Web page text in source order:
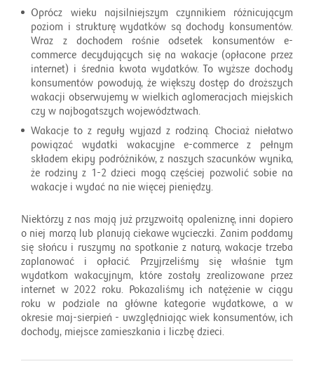
Oprócz wieku najsilniejszym czynnikiem różnicującym
poziom i strukturę wydatków są dochody konsumentów.
Wraz z dochodem rośnie odsetek konsumentów e-
commerce decydujących się na wakacje (opłacone przez
internet) i średnia kwota wydatków. To wyższe dochody
konsumentów powodują, że większy dostęp do droższych
wakacji obserwujemy w wielkich aglomeracjach miejskich
czy w najbogatszych województwach.
Wakacje to z reguły wyjazd z rodziną. Chociaż niełatwo
powiązać wydatki wakacyjne e-commerce z pełnym
składem ekipy podróżników, z naszych szacunków wynika,
że rodziny z 1-2 dzieci mogą częściej pozwolić sobie na
wakacje i wydać na nie więcej pieniędzy.
Niektórzy z nas mają już przyzwoitą opaleniznę, inni dopiero
o niej marzą lub planują ciekawe wycieczki. Zanim poddamy
się słońcu i ruszymy na spotkanie z naturą, wakacje trzeba
zaplanować i opłacić. Przyjrzeliśmy się właśnie tym
wydatkom wakacyjnym, które zostały zrealizowane przez
internet w 2022 roku. Pokazaliśmy ich natężenie w ciągu
roku w podziale na główne kategorie wydatkowe, a w
okresie maj-sierpień - uwzględniając wiek konsumentów, ich
dochody, miejsce zamieszkania i liczbę dzieci.